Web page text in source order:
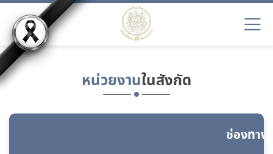
หน่วยงานในสังกัด
ช่องทาง